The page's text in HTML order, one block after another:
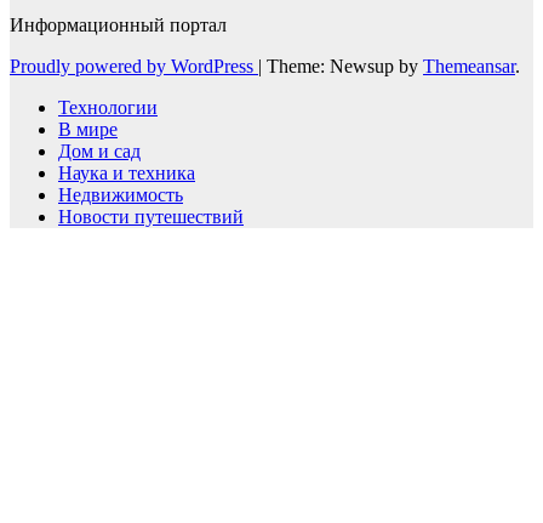
Информационный портал
Proudly powered by WordPress | Theme: Newsup by Themeansar.
Технологии
В мире
Дом и сад
Наука и техника
Недвижимость
Новости путешествий